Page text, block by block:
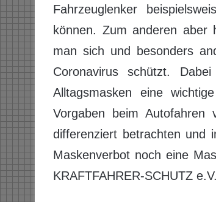
Fahrzeuglenker
können. Zum anderen aber
man sich und besonders
Coronavirus schützt.
Alltagsmasken eine
Vorgaben beim Autofahren
differenziert betrachten und
Maskenverbot noch eine
KRAFTFAHRER-SCHUTZ